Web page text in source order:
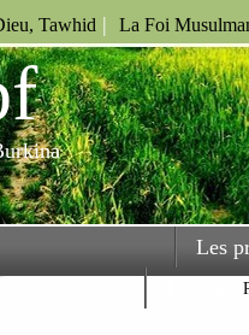
Tawhid | La Foi
Les